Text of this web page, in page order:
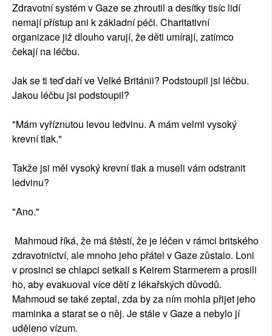
Zdravotní systém v Gaze se zhroutil a desítky tisíc lidí
nemají přístup ani k základní péči. Charitativní
organizace již dlouho varují, že děti umírají, zatímco
čekají na léčbu.
Jak se ti teď daří ve Velké Británii? Podstoupil jsi léčbu.
Jakou léčbu jsi podstoupil?
"Mám vyříznutou levou ledvinu. A mám velmi vysoký
krevní tlak."
Takže jsi měl vysoký krevní tlak a museli vám odstranit
ledvinu?
"Ano."
Mahmoud říká, že má štěstí, že je léčen v rámci britského
zdravotnictví, ale mnoho jeho přátel v Gaze zůstalo. Loni
v prosinci se chlapci setkali s Keirem Starmerem a prosili
ho, aby evakuoval více dětí z lékařských důvodů.
Mahmoud se také zeptal, zda by za ním mohla přijet jeho
maminka a starat se o něj. Je stále v Gaze a nebylo jí
uděleno vízum.